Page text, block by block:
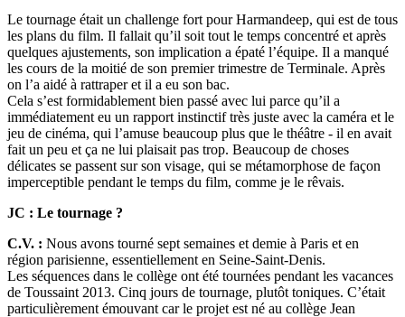
Le tournage était un challenge fort pour Harmandeep, qui est de tous
les plans du film. Il fallait qu’il soit tout le temps concentré et après
quelques ajustements, son implication a épaté l’équipe. Il a manqué
les cours de la moitié de son premier trimestre de Terminale. Après
on l’a aidé à rattraper et il a eu son bac.
Cela s’est formidablement bien passé avec lui parce qu’il a
immédiatement eu un rapport instinctif très juste avec la caméra et le
jeu de cinéma, qui l’amuse beaucoup plus que le théâtre - il en avait
fait un peu et ça ne lui plaisait pas trop. Beaucoup de choses
délicates se passent sur son visage, qui se métamorphose de façon
imperceptible pendant le temps du film, comme je le rêvais.
JC : Le tournage ?
C.V. : Nous avons tourné sept semaines et demie à Paris et en
région parisienne, essentiellement en Seine-Saint-Denis.
Les séquences dans le collège ont été tournées pendant les vacances
de Toussaint 2013. Cinq jours de tournage, plutôt toniques. C’était
particulièrement émouvant car le projet est né au collège Jean